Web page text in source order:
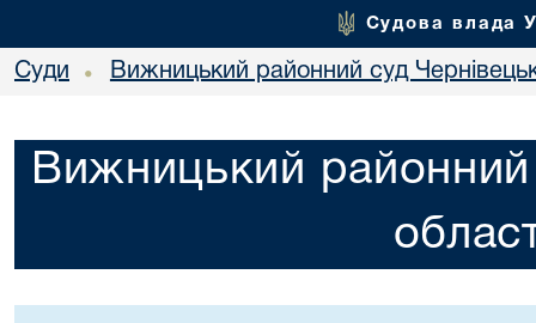
Судова влада
Суди • Вижницький районний суд
Вижницький районний